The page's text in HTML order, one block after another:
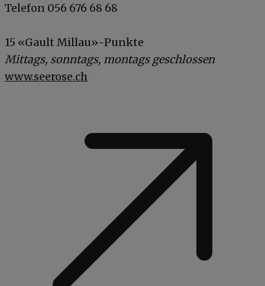
Telefon 056 676 68 68
15 «Gault Millau»-Punkte
Mittags, sonntags, montags geschlossen
www.seerose.ch